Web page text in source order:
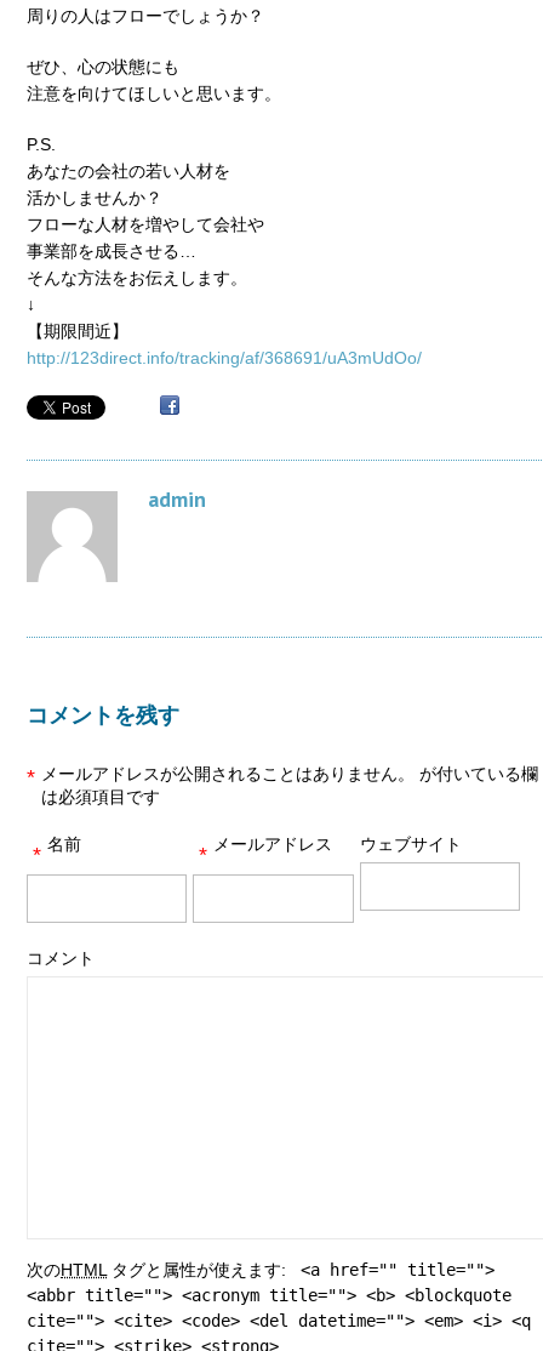
周りの人はフローでしょうか？
ぜひ、心の状態にも
注意を向けてほしいと思います。
P.S.
あなたの会社の若い人材を
活かしませんか？
フローな人材を増やして会社や
事業部を成長させる…
そんな方法をお伝えします。
↓
【期限間近】
http://123direct.info/tracking/af/368691/uA3mUdOo/
admin
コメントを残す
メールアドレスが公開されることはありません。
*
が付いている欄
は必須項目です
名前
* メールアドレス
* ウェブサイト
コメント
次のHTML タグと属性が使えます:
<a href="" title="">
<abbr title=""> <acronym title=""> <b> <blockquote
cite=""> <cite> <code> <del datetime=""> <em> <i> <q
cite=""> <strike> <strong>